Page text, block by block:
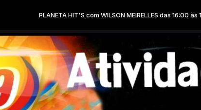
PLANETA HIT'S com WILSON MEIRELLES das 16:00 às 18:00